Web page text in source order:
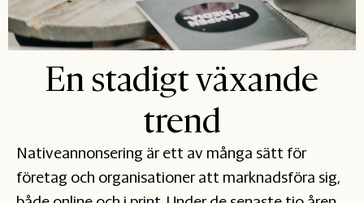
En stadigt växande
trend
Nativeannonsering är ett av många sätt för
företag och organisationer att marknadsföra sig,